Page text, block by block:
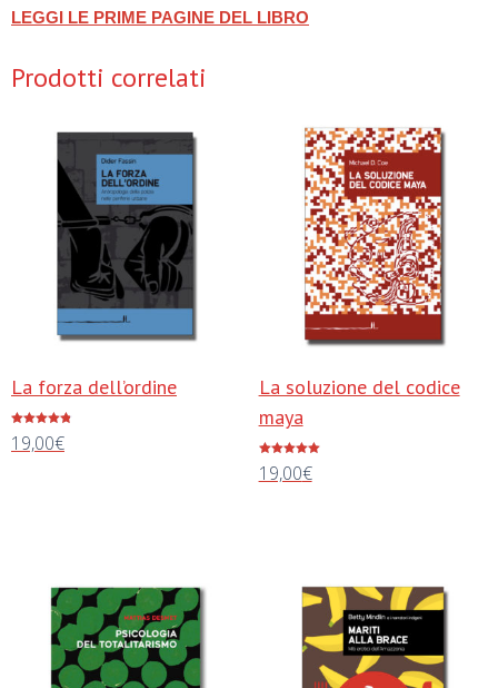
LEGGI LE PRIME PAGINE DEL LIBRO
Prodotti correlati
La forza dell’ordine
4.75
su 5
19,00€
La soluzione del codice
maya
5.00
su 5
19,00€